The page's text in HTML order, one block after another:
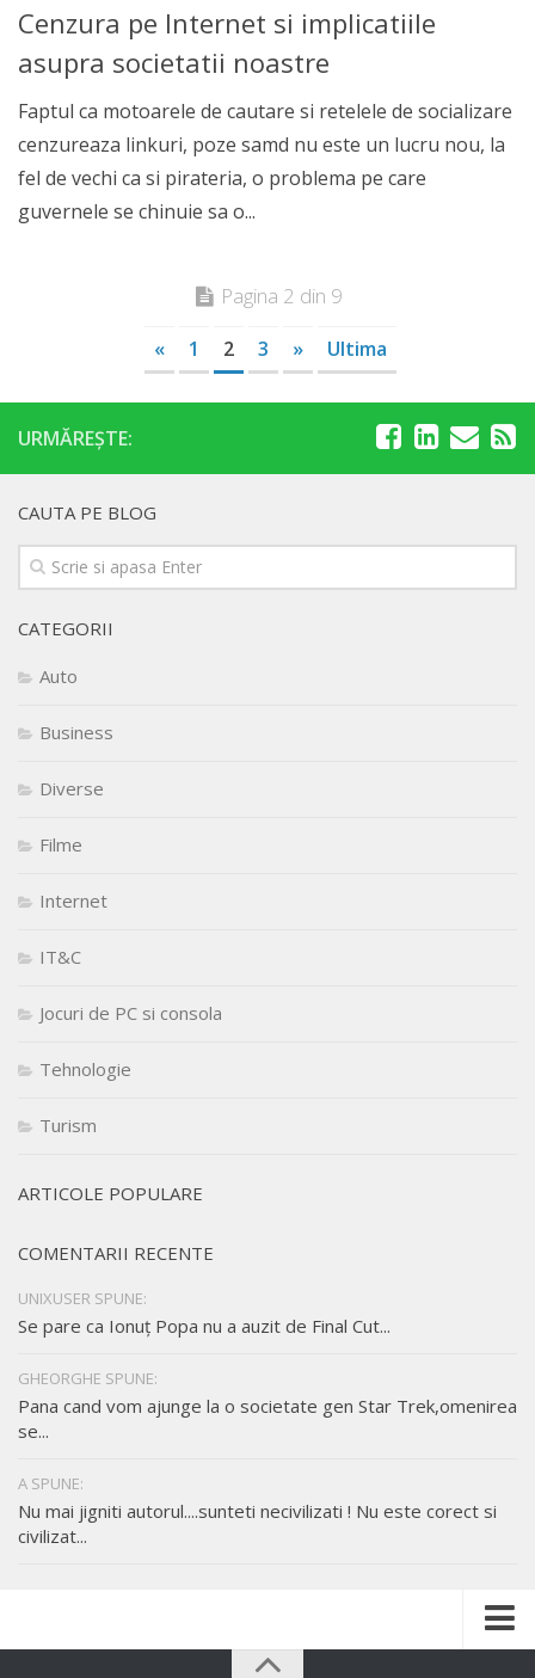
Cenzura pe Internet si implicatiile
asupra societatii noastre
Faptul ca motoarele de cautare si retelele de socializare
cenzureaza linkuri, poze samd nu este un lucru nou, la
fel de vechi ca si pirateria, o problema pe care
guvernele se chinuie sa o...
Pagina 2 din 9
« 1 2 3 » Ultima
URMĂREȘTE:
CAUTA PE BLOG
CATEGORII
Auto
Business
Diverse
Filme
Internet
IT&C
Jocuri de PC si consola
Tehnologie
Turism
ARTICOLE POPULARE
COMENTARII RECENTE
UNIXUSER SPUNE:
Se pare ca Ionuț Popa nu a auzit de Final Cut...
GHEORGHE SPUNE:
Pana cand vom ajunge la o societate gen Star Trek,omenirea
se...
A SPUNE:
Nu mai jigniti autorul....sunteti necivilizati ! Nu este corect si
civilizat...